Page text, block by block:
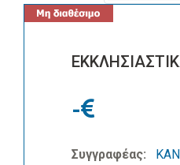
-
Συγγραφέας: